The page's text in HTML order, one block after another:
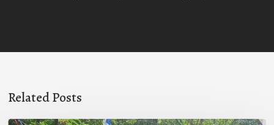
Related Posts